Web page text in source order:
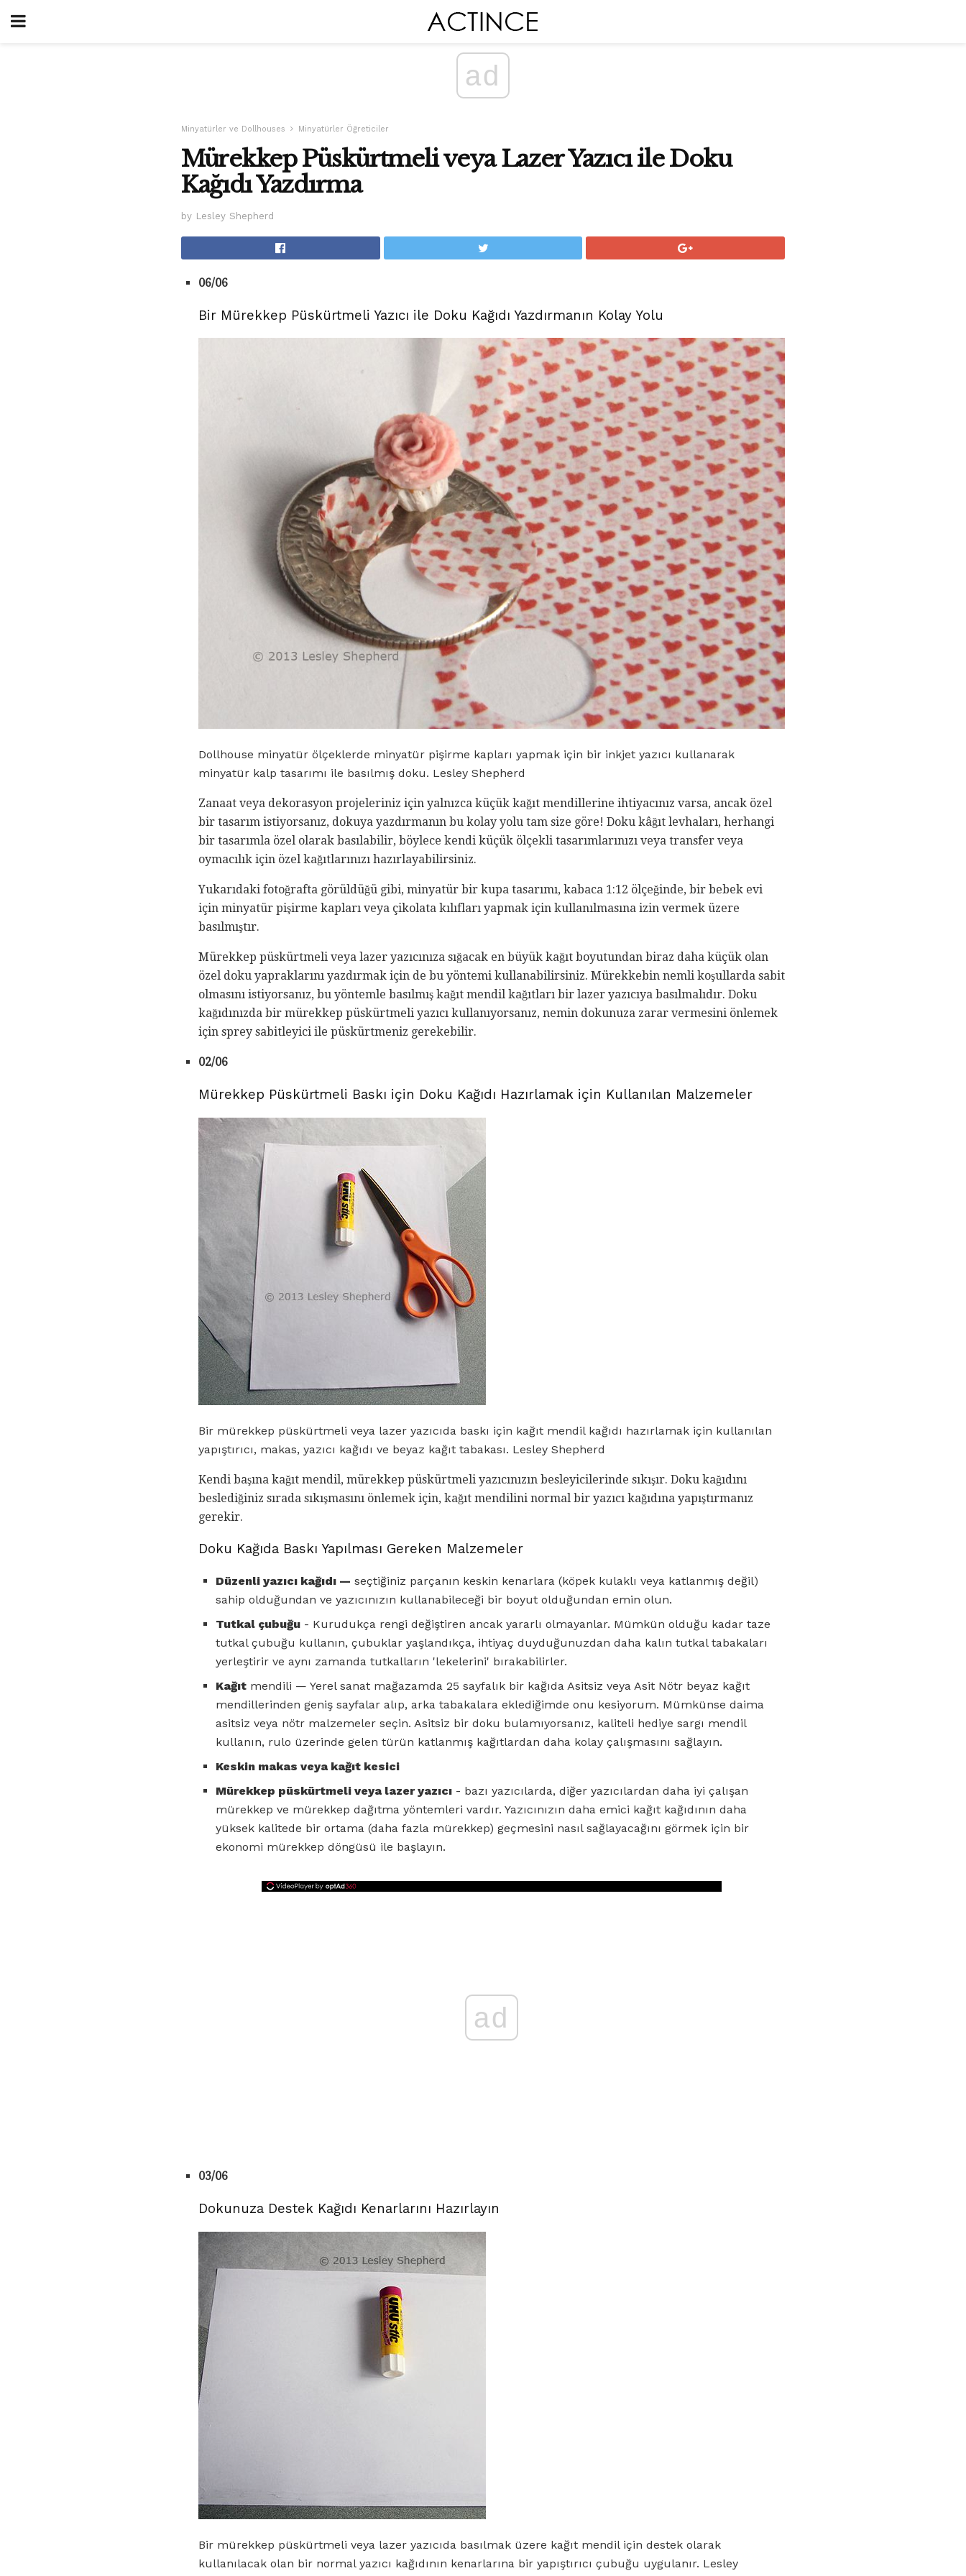
ad
Minyatürler ve Dollhouses Minyatürler Öğreticiler
Mürekkep Püskürtmeli veya Lazer Yazıcı ile Doku
Kağıdı Yazdırma
by Lesley Shepherd
06/06
Bir Mürekkep Püskürtmeli Yazıcı ile Doku Kağıdı Yazdırmanın Kolay Yolu
Dollhouse minyatür ölçeklerde minyatür pişirme kapları yapmak için bir inkjet yazıcı kullanarak
minyatür kalp tasarımı ile basılmış doku. Lesley Shepherd
Zanaat veya dekorasyon projeleriniz için yalnızca küçük kağıt mendillerine ihtiyacınız varsa, ancak özel
bir tasarım istiyorsanız, dokuya yazdırmanın bu kolay yolu tam size göre! Doku kâğıt levhaları, herhangi
bir tasarımla özel olarak basılabilir, böylece kendi küçük ölçekli tasarımlarınızı veya transfer veya
oymacılık için özel kağıtlarınızı hazırlayabilirsiniz.
Yukarıdaki fotoğrafta görüldüğü gibi, minyatür bir kupa tasarımı, kabaca 1:12 ölçeğinde, bir bebek evi
için minyatür pişirme kapları veya çikolata kılıfları yapmak için kullanılmasına izin vermek üzere
basılmıştır.
Mürekkep püskürtmeli veya lazer yazıcınıza sığacak en büyük kağıt boyutundan biraz daha küçük olan
özel doku yapraklarını yazdırmak için de bu yöntemi kullanabilirsiniz. Mürekkebin nemli koşullarda sabit
olmasını istiyorsanız, bu yöntemle basılmış kağıt mendil kağıtları bir lazer yazıcıya basılmalıdır. Doku
kağıdınızda bir mürekkep püskürtmeli yazıcı kullanıyorsanız, nemin dokunuza zarar vermesini önlemek
için sprey sabitleyici ile püskürtmeniz gerekebilir.
02/06
Mürekkep Püskürtmeli Baskı için Doku Kağıdı Hazırlamak için Kullanılan Malzemeler
Bir mürekkep püskürtmeli veya lazer yazıcıda baskı için kağıt mendil kağıdı hazırlamak için kullanılan
yapıştırıcı, makas, yazıcı kağıdı ve beyaz kağıt tabakası. Lesley Shepherd
Kendi başına kağıt mendil, mürekkep püskürtmeli yazıcınızın besleyicilerinde sıkışır. Doku kağıdını
beslediğiniz sırada sıkışmasını önlemek için, kağıt mendilini normal bir yazıcı kağıdına yapıştırmanız
gerekir.
Doku Kağıda Baskı Yapılması Gereken Malzemeler
Düzenli yazıcı kağıdı — seçtiğiniz parçanın keskin kenarlara (köpek kulaklı veya katlanmış değil)
sahip olduğundan ve yazıcınızın kullanabileceği bir boyut olduğundan emin olun.
Tutkal çubuğu - Kurudukça rengi değiştiren ancak yararlı olmayanlar. Mümkün olduğu kadar taze
tutkal çubuğu kullanın, çubuklar yaşlandıkça, ihtiyaç duyduğunuzdan daha kalın tutkal tabakaları
yerleştirir ve aynı zamanda tutkalların 'lekelerini' bırakabilirler.
Kağıt mendili — Yerel sanat mağazamda 25 sayfalık bir kağıda Asitsiz veya Asit Nötr beyaz kağıt
mendillerinden geniş sayfalar alıp, arka tabakalara eklediğimde onu kesiyorum. Mümkünse daima
asitsiz veya nötr malzemeler seçin. Asitsiz bir doku bulamıyorsanız, kaliteli hediye sargı mendil
kullanın, rulo üzerinde gelen türün katlanmış kağıtlardan daha kolay çalışmasını sağlayın.
Keskin makas veya kağıt kesici
Mürekkep püskürtmeli veya lazer yazıcı - bazı yazıcılarda, diğer yazıcılardan daha iyi çalışan
mürekkep ve mürekkep dağıtma yöntemleri vardır. Yazıcınızın daha emici kağıt kağıdının daha
yüksek kalitede bir ortama (daha fazla mürekkep) geçmesini nasıl sağlayacağını görmek için bir
ekonomi mürekkep döngüsü ile başlayın.
ad
03/06
Dokunuza Destek Kağıdı Kenarlarını Hazırlayın
Bir mürekkep püskürtmeli veya lazer yazıcıda basılmak üzere kağıt mendil için destek olarak
kullanılacak olan bir normal yazıcı kağıdının kenarlarına bir yapıştırıcı çubuğu uygulanır. Lesley